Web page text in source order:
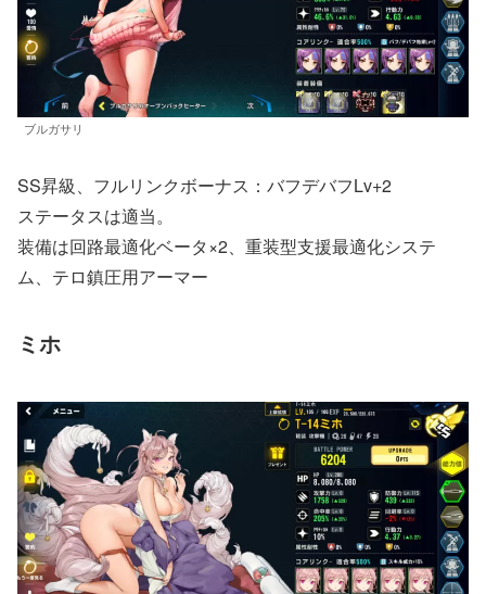
ブルガサリ
SS昇級、フルリンクボーナス：バフデバフLv+2
ステータスは適当。
装備は回路最適化ベータ×2、重装型支援最適化システ
ム、テロ鎮圧用アーマー
ミホ